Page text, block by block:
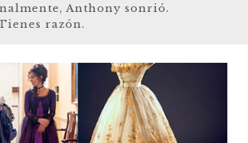
Anthony sonrió.
razón.